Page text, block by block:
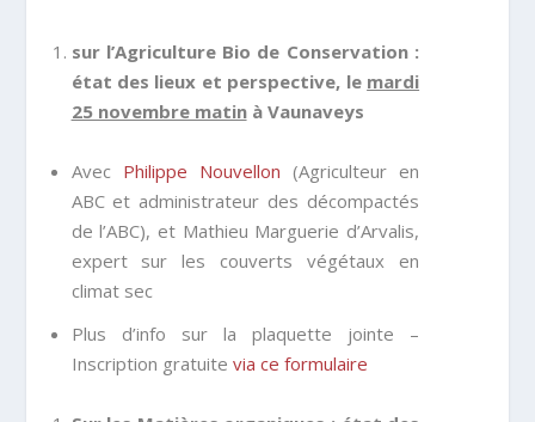
sur l’Agriculture Bio de Conservation :
état des lieux et perspective, le mardi
25 novembre matinà Vaunaveys
Avec Philippe Nouvellon (Agriculteur en
ABC et administrateur des décompactés
de l’ABC), et Mathieu Marguerie d’Arvalis,
expert sur les couverts végétaux en
climat sec
Plus d’info sur la plaquette jointe –
Inscription gratuite via ce formulaire